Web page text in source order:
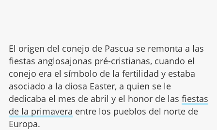
El origen del conejo de Pascua se remonta a las
fiestas anglosajonas pré-cristianas, cuando el
conejo era el símbolo de la fertilidad y estaba
asociado a la diosa Easter, a quien se le
dedicaba el mes de abril y el honor de las fiestas
de la primavera entre los pueblos del norte de
Europa.